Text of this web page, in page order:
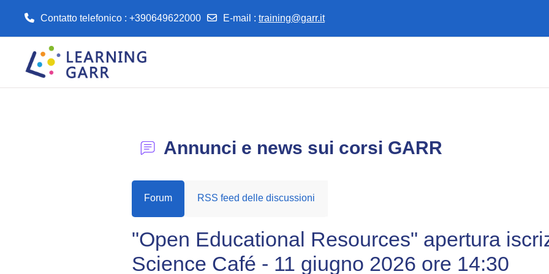
Contatto telefonico : +390649622000 E-mail : training@garr.it
Annunci e news sui corsi GARR
Forum RSS feed delle discussioni
"Open Educational Resources" apertura
Science Café - 11 giugno 2026 ore 14:30